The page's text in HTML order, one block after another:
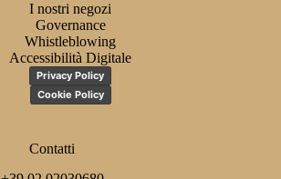
I nostri negozi
Governance
Whistleblowing
Accessibilità Digitale
Privacy Policy
Cookie Policy
Contatti